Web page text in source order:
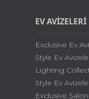
EV AVİZELERİ
Exclusive Ev
Style Ev
Lighting
Style Ev
Exclusive